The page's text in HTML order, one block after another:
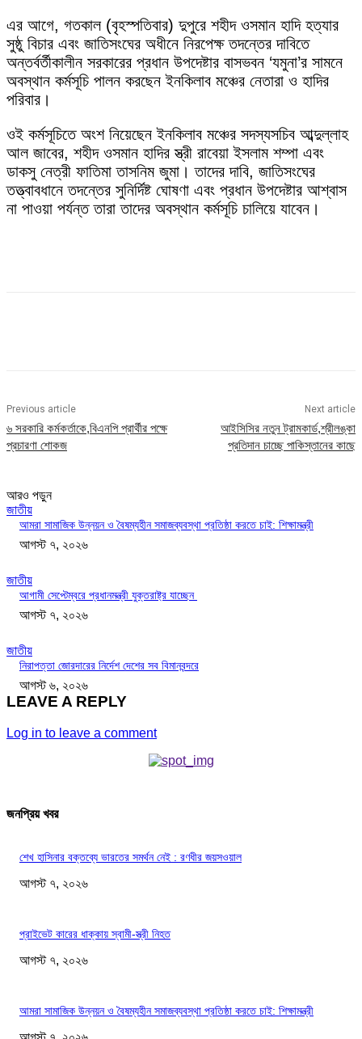
এর আগে, গতকাল (বৃহস্পতিবার) দুপুরে শহীদ ওসমান হাদি হত্যার
সুষ্ঠু বিচার এবং জাতিসংঘের অধীনে নিরপেক্ষ তদন্তের দাবিতে
অন্তর্বর্তীকালীন সরকারের প্রধান উপদেষ্টার বাসভবন ‘যমুনা’র সামনে
অবস্থান কর্মসূচি পালন করছেন ইনকিলাব মঞ্চের নেতারা ও হাদির
পরিবার।
ওই কর্মসূচিতে অংশ নিয়েছেন ইনকিলাব মঞ্চের সদস্যসচিব আব্দুল্লাহ
আল জাবের, শহীদ ওসমান হাদির স্ত্রী রাবেয়া ইসলাম শম্পা এবং
ডাকসু নেত্রী ফাতিমা তাসনিম জুমা। তাদের দাবি, জাতিসংঘের
তত্ত্বাবধানে তদন্তের সুনির্দিষ্ট ঘোষণা এবং প্রধান উপদেষ্টার আশ্বাস
না পাওয়া পর্যন্ত তারা তাদের অবস্থান কর্মসূচি চালিয়ে যাবেন।
Previous article
৬ সরকারি কর্মকর্তাকে,বিএনপি প্রার্থীর পক্ষে
প্রচারণা শোকজ
Next article
আইসিসির নতুন ট্রামকার্ড,শ্রীলঙ্কা
প্রতিদান চাচ্ছে পাকিস্তানের কাছে
আরও পড়ুন
জাতীয়
আমরা সামাজিক উন্নয়ন ও বৈষম্যহীন সমাজব্যবস্থা প্রতিষ্ঠা করতে চাই: শিক্ষামন্ত্রী
আগস্ট ৭, ২০২৬
জাতীয়
আগামী সেপ্টেম্বরে প্রধানমন্ত্রী যুক্তরাষ্ট্র যাচ্ছেন
আগস্ট ৭, ২০২৬
জাতীয়
নিরাপত্তা জোরদারের নির্দেশ দেশের সব বিমানবন্দরে
আগস্ট ৬, ২০২৬
LEAVE A REPLY
Log in to leave a comment
জনপ্রিয় খবর
শেখ হাসিনার বক্তব্যে ভারতের সমর্থন নেই : রণধীর জয়সওয়াল
আগস্ট ৭, ২০২৬
প্রাইভেট কারের ধাক্কায় স্বামী-স্ত্রী নিহত
আগস্ট ৭, ২০২৬
আমরা সামাজিক উন্নয়ন ও বৈষম্যহীন সমাজব্যবস্থা প্রতিষ্ঠা করতে চাই: শিক্ষামন্ত্রী